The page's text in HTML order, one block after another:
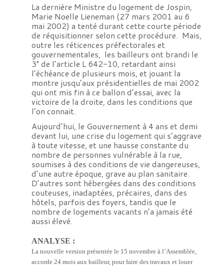
La dernière Ministre du logement de Jospin,
Marie Noelle Lieneman (27 mars 2001 au 6
mai 2002) a tenté durant cette courte période
de réquisitionner selon cette procédure. Mais,
outre les réticences préfectorales et
gouvernementales, les bailleurs ont brandi le
3° de l’article L 642-10, retardant ainsi
l’échéance de plusieurs mois, et jouant la
montre jusqu’aux présidentielles de mai 2002
qui ont mis fin à ce ballon d’essai, avec la
victoire de la droite, dans les conditions que
l’on connait.
Aujourd’hui, le Gouvernement à 4 ans et demi
devant lui, une crise du logement qui s’aggrave
à toute vitesse, et une hausse constante du
nombre de personnes vulnérable à la rue,
soumises à des conditions de vie dangereuses,
d’une autre époque, grave au plan sanitaire.
D’autres sont hébergées dans des conditions
couteuses, inadaptées, précaires, dans des
hôtels, parfois des foyers, tandis que le
nombre de logements vacants n’a jamais été
aussi élevé.
ANALYSE :
La nouvelle version présentée le 15 novembre à l’Assemblée,
accorde 24 mois aux bailleur, pour faire des travaux et louer